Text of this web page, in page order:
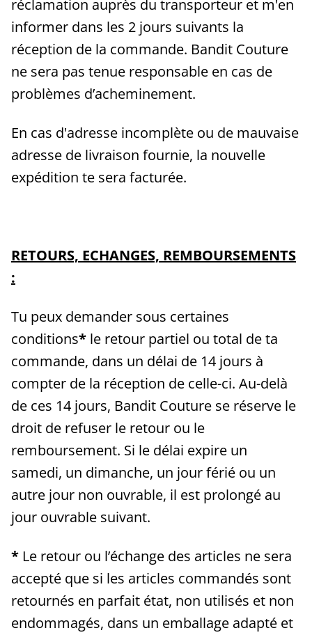
réclamation auprès du transporteur et m'en
informer dans les 2 jours suivants la
réception de la commande. Bandit Couture
ne sera pas tenue responsable en cas de
problèmes d’acheminement.
En cas d'adresse incomplète ou de mauvaise
adresse de livraison fournie, la nouvelle
expédition te sera facturée.
RETOURS, ECHANGES, REMBOURSEMENTS
:
Tu peux demander sous certaines
conditions* le retour partiel ou total de ta
commande, dans un délai de 14 jours à
compter de la réception de celle-ci. Au-delà
de ces 14 jours, Bandit Couture se réserve le
droit de refuser le retour ou le
remboursement. Si le délai expire un
samedi, un dimanche, un jour férié ou un
autre jour non ouvrable, il est prolongé au
jour ouvrable suivant.
* Le retour ou l’échange des articles ne sera
accepté que si les articles commandés sont
retournés en parfait état, non utilisés et non
endommagés, dans un emballage adapté et